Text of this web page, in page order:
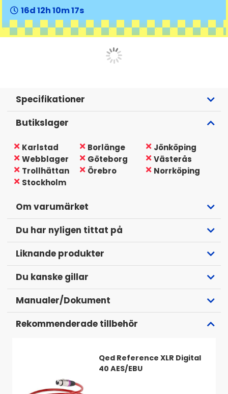
16
12 10 17
Specifikationer
Butikslager
Karlstad Borlänge
Jönköping
Webblager
Göteborg
Västerås
Trollhättan
Örebro
Norrköping
Stockholm
Om varumärket
Du har nyligen tittat på
Liknande produkter
Du kanske gillar
Manualer/Dokument
Rekommenderade tillbehör
Qed Reference XLR Digital
40 AES/EBU